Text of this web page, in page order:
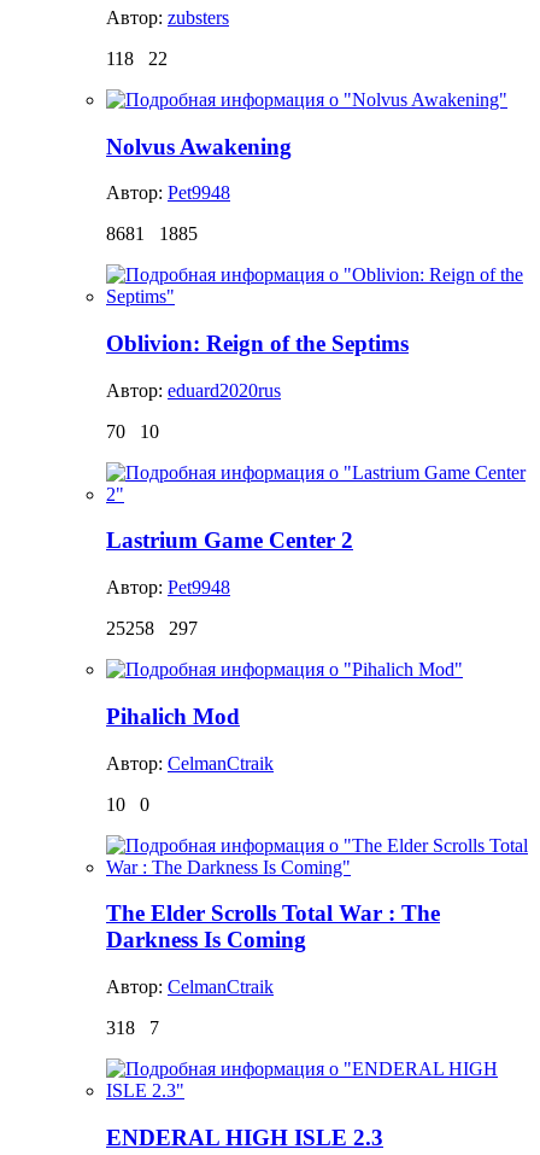
Автор: zubsters
118
22
Nolvus Awakening
Автор: Pet9948
8681
1885
Oblivion: Reign of the Septims
Автор: eduard2020rus
70
10
Lastrium Game Center 2
Автор: Pet9948
25258
297
Pihalich Mod
Автор: CelmanCtraik
10
0
The Elder Scrolls Total War : The
Darkness Is Coming
Автор: CelmanCtraik
318
7
ENDERAL HIGH ISLE 2.3